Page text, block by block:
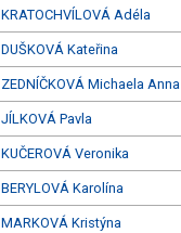
KRATOCHVÍLOVÁ Adéla
DUŠKOVÁ Kateřina
ZEDNÍČKOVÁ Michaela Anna
JÍLKOVÁ Pavla
KUČEROVÁ Veronika
BERYLOVÁ Karolína
MARKOVÁ Kristýna